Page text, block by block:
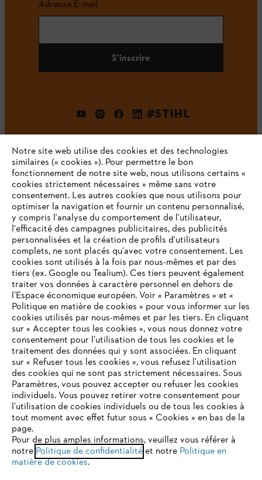
Adresse E-mail
S'inscrire
#STIHL
L'Entreprise
STIHL FAQ
Contact
Politique de protection des données
Mentions légales Utilisation des cookies
Informations juridiques
ANDREAS STIHL NV, Veurtstraat 117, 2870 Puurs-Sint-Amands,
VOTRE NAVIGATEUR INTERNET
N'EST PLUS PRIS EN CHARGE
Vous utilisez un navigateur Internet que nous ne prenons plus
en charge, et certaines fonctionnalités de notre site ne
peuvent fonctionner correctement. Pour une utilisation
optimale de notre site, nous vous recommandons de passer à
l'un des navigateurs suivants :
Notre site web utilise des cookies et des technologies
similaires (« cookies »). Pour permettre le bon
fonctionnement de notre site web, nous utilisons certains «
cookies strictement nécessaires » même sans votre
consentement. Les autres cookies que nous utilisons pour
optimiser la navigation et fournir un contenu personnalisé,
y compris l'analyse du comportement de l'utilisateur,
l'efficacité des campagnes publicitaires, des publicités
personnalisées et la création de profils d'utilisateurs
complets, ne sont placés qu'avec votre consentement. Les
cookies sont utilisés à la fois par nous-mêmes et par des
tiers (ex. Google ou Tealium). Ces tiers peuvent également
traiter vos données à caractère personnel en dehors de
l’Espace économique européen. Voir « Paramètres » et «
Politique en matière de cookies » pour vous informer sur les
cookies utilisés par nous-mêmes et par les tiers. En cliquant
sur « Accepter tous les cookies », vous nous donnez votre
consentement pour l’utilisation de tous les cookies et le
traitement des données qui y sont associées. En cliquant
sur « Refuser tous les cookies », vous refusez l'utilisation
des cookies qui ne sont pas strictement nécessaires. Sous
Paramètres, vous pouvez accepter ou refuser les cookies
individuels. Vous pouvez retirer votre consentement pour
l’utilisation de cookies individuels ou de tous les cookies à
tout moment avec effet futur sous « Cookies » en bas de la
page.
Pour de plus amples informations, veuillez vous référer à
notre Politique de confidentialitéet notre Politique en
matière de cookies.